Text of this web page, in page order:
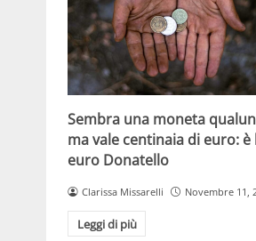
Sembra una moneta
ma vale centinaia di euro: è
euro Donatello
Clarissa Missarelli Novembre 11,
Leggi di più